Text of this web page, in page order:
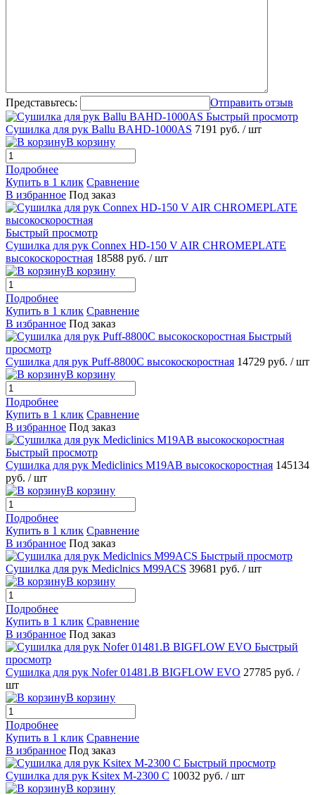
Представьтесь:
Отправить отзыв
Быстрый просмотр
Сушилка для рук Ballu BAHD-1000AS 7191 руб. / шт
В корзину
Подробнее
Купить в 1 клик Сравнение
В избранное Под заказ
Быстрый просмотр
Сушилка для рук Connex HD-150 V AIR CHROMEPLATE
высокоскоростная 18588 руб. / шт
В корзину
Подробнее
Купить в 1 клик Сравнение
В избранное Под заказ
Быстрый
просмотр
Сушилка для рук Puff-8800C высокоскоростная 14729 руб. / шт
В корзину
Подробнее
Купить в 1 клик Сравнение
В избранное Под заказ
Быстрый просмотр
Сушилка для рук Mediclinics M19AB высокоскоростная 145134
руб. / шт
В корзину
Подробнее
Купить в 1 клик Сравнение
В избранное Под заказ
Быстрый просмотр
Сушилка для рук Mediclnics M99ACS 39681 руб. / шт
В корзину
Подробнее
Купить в 1 клик Сравнение
В избранное Под заказ
Быстрый
просмотр
Сушилка для рук Nofer 01481.B BIGFLOW EVO 27785 руб. /
шт
В корзину
Подробнее
Купить в 1 клик Сравнение
В избранное Под заказ
Быстрый просмотр
Сушилка для рук Ksitex M-2300 C 10032 руб. / шт
В корзину